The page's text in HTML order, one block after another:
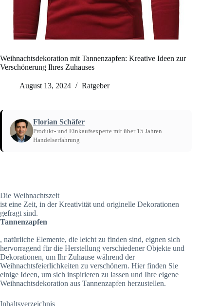
Weihnachtsdekoration mit Tannenzapfen: Kreative Ideen zur
Verschönerung Ihres Zuhauses
August 13, 2024 Ratgeber
Florian Schäfer
Produkt- und Einkaufsexperte mit über 15 Jahren
Handelserfahrung
Die Weihnachtszeit
ist eine Zeit, in der Kreativität und originelle Dekorationen
gefragt sind.
Tannenzapfen
, natürliche Elemente, die leicht zu finden sind, eignen sich
hervorragend für die Herstellung verschiedener Objekte und
Dekorationen, um Ihr Zuhause während der
Weihnachtsfeierlichkeiten zu verschönern. Hier finden Sie
einige Ideen, um sich inspirieren zu lassen und Ihre eigene
Weihnachtsdekoration aus Tannenzapfen herzustellen.
Inhaltsverzeichnis